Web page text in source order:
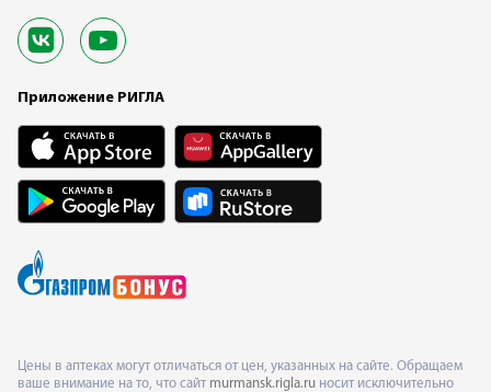
Приложение РИГЛА
Цены в аптеках могут отличаться от цен, указанных на сайте. Обращаем
ваше внимание на то, что сайт murmansk.rigla.ru носит исключительно